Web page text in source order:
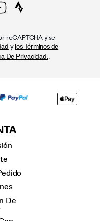
reCAPTCHA y se
y los Términos de
De Privacidad. .
De